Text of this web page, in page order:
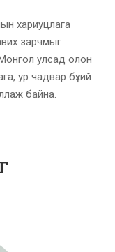
хариуцлага
зарчмыг
улсад олон
ур чадвар бүхий
байна.